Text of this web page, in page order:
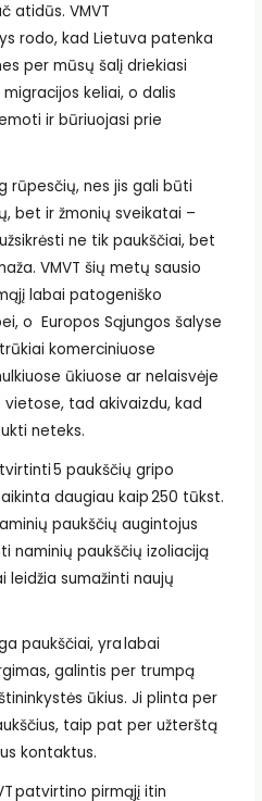
atidūs. VMVT
rodo, kad Lietuva patenka
per mūsų šalį driekiasi
keliai, o dalis
ir būriuojasi prie
rūpesčių, nes jis gali būti
bet ir žmonių sveikatai –
ne tik paukščiai, bet
VMVT šių metų sausio
labai patogeniško
o Europos Sąjungos šalyse
komerciniuose
ūkiuose ar nelaisvėje
tad akivaizdu, kad
neteks.
5 paukščių gripo
daugiau kaip 250 tūkst.
paukščių augintojus
naminių paukščių izoliaciją
leidžia sumažinti naujų
paukščiai, yra labai
galintis per trumpą
ūkius. Ji plinta per
taip pat per užterštą
kontaktus.
patvirtino pirmąjį itin